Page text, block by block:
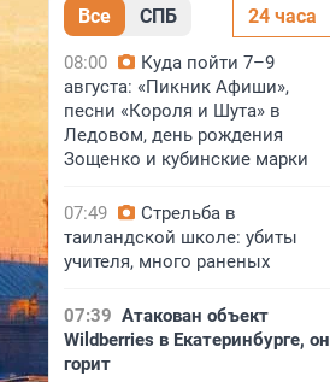
Все СПБ 24 часа
08:00
Куда пойти 7–9
августа: «Пикник Афиши»,
песни «Короля и Шута» в
Ледовом, день рождения
Зощенко и кубинские марки
07:49
Стрельба в
таиландской школе: убиты
учителя, много раненых
07:39 Атакован объект
Wildberries в Екатеринбурге, он
горит